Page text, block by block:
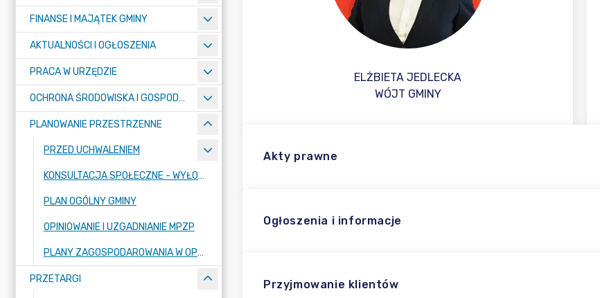
FINANSE I MAJĄTEK GMINY
AKTUALNOŚCI I OGŁOSZENIA
PRACA W URZĘDZIE
OCHRONA ŚRODOWISKA I GOSPODARKA KOMUNALNA
PLANOWANIE PRZESTRZENNE
PRZED UCHWALENIEM
KONSULTACJA SPOŁECZNE - WYŁOŻENIE
PLAN OGÓLNY GMINY
OPINIOWANIE I UZGADNIANIE MPZP
PLANY ZAGOSPODAROWANIA W OPRACOWANIU
PRZETARGI
ELŻBIETA JEDLECKA
WÓJT GMINY
Akty prawne
Ogłoszenia i informacje
Przyjmowanie klientów